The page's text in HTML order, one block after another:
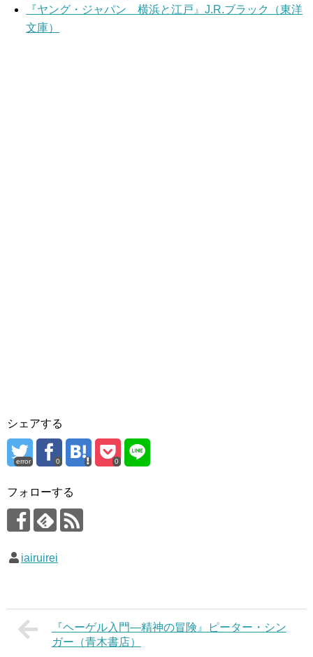
『ヤング・ジャパン 横浜と江戸』J.R.ブラック（東洋
文庫）
シェアする
error 0 0
フォローする
iairuirei
『ヘーゲル入門―精神の冒険』ピーター・シン
ガー（青木書店）